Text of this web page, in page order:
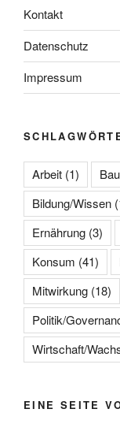
Kontakt
Datenschutz
Impressum
Arbeit (1)
Bildung/Wissen
Ernährung (3)
Konsum (41)
Mitwirkung (18)
Politik/
Wirtschaft/
EINE SEITE